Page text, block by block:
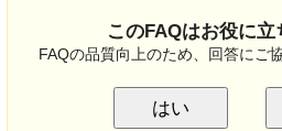
このFAQはお役に立
FAQの品質向上のため、回答にご
はい